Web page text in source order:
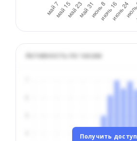
Активность по часам
Получить доступ